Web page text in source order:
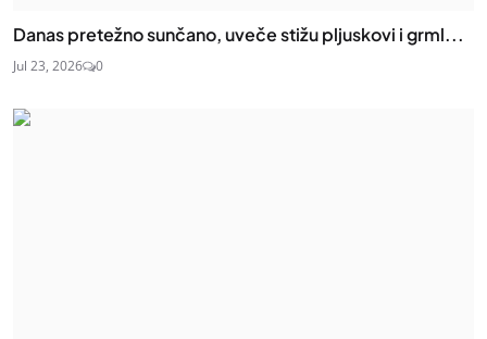
Danas pretežno sunčano, uveče stižu pljuskovi i grml...
Jul 23, 2026 0